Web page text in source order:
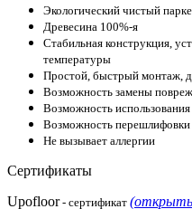
Экологический чистый
Древесина 100%-я
Стабильная конструкция,
температуры
Простой, быстрый монтаж,
Возможность замены
Возможность
Возможность перешлифовки
Не вызывает аллергии
Сертификаты
Upofloor- cертификат